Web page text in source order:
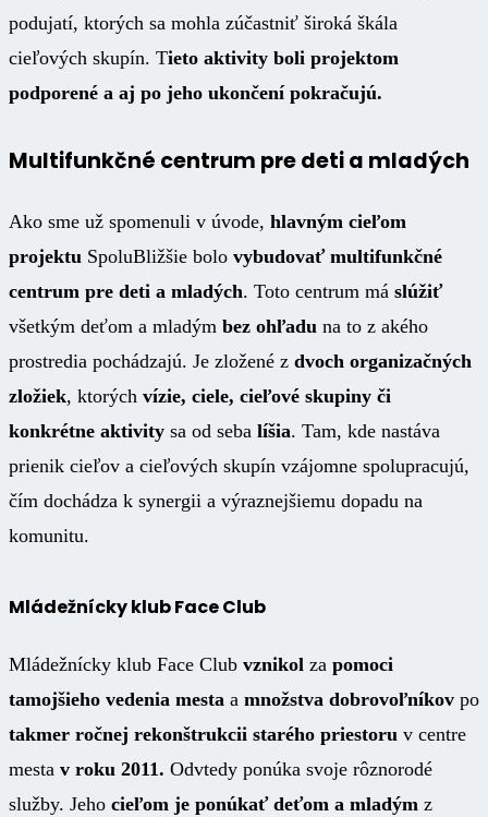
podujatí, ktorých sa mohla zúčastniť široká škála
cieľových skupín. Tieto aktivity boli projektom
podporené a aj po jeho ukončení pokračujú.
Multifunkčné centrum pre deti a mladých
Ako sme už spomenuli v úvode, hlavným cieľom
projektu SpoluBližšie bolo vybudovať multifunkčné
centrum pre deti a mladých. Toto centrum má slúžiť
všetkým deťom a mladým bez ohľadu na to z akého
prostredia pochádzajú. Je zložené z dvoch organizačných
zložiek, ktorých vízie, ciele, cieľové skupiny či
konkrétne aktivity sa od seba líšia. Tam, kde nastáva
prienik cieľov a cieľových skupín vzájomne spolupracujú,
čím dochádza k synergii a výraznejšiemu dopadu na
komunitu.
Mládežnícky klub Face Club
Mládežnícky klub Face Club vznikol za pomoci
tamojšieho vedenia mesta a množstva dobrovoľníkov po
takmer ročnej rekonštrukcii starého priestoru v centre
mesta v roku 2011. Odvtedy ponúka svoje rôznorodé
služby. Jeho cieľom je ponúkať deťom a mladým z